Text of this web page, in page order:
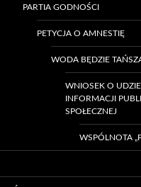
PARTIA GODNOŚCI
PETYCJA O AMNESTIĘ
WODA BĘDZIE
WNIOSEK O
INFORMACJI
SPOŁECZNEJ
WSPÓLNOTA